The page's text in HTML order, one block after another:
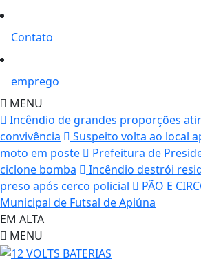
Contato
emprego
MENU
Incêndio de grandes proporções
convivência
Suspeito volta ao local
moto em poste
Prefeitura de
ciclone bomba
Incêndio destrói
preso após cerco policial
PÃO E
Municipal de Futsal de Apiúna
EM ALTA
MENU